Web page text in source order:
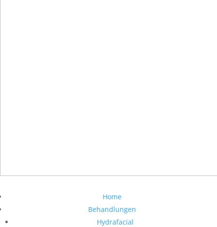
Home
Behandlungen
Hydrafacial